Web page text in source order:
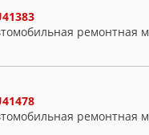
ремонтная
ремонтная